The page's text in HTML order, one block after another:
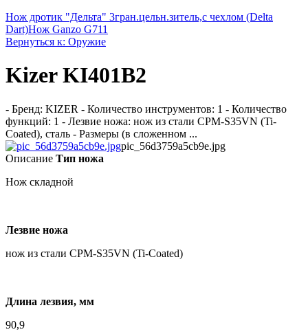
Нож дротик "Дельта" 3гран.цельн.зитель,с чехлом (Delta
Dart)Нож Ganzo G711
Вернуться к: Оружие
Kizer KI401B2
- Бренд: KIZER - Количество инструментов: 1 - Количество
функций: 1 - Лезвие ножа: нож из стали CPM-S35VN (Ti-
Coated), сталь - Размеры (в сложенном ...
pic_56d3759a5cb9e.jpg
Описание Тип ножа
Нож складной
Лезвие ножа
нож из стали CPM-S35VN (Ti-Coated)
Длина лезвия, мм
90,9